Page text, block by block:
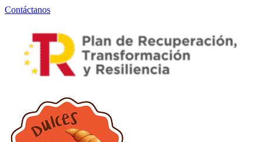
Contáctanos